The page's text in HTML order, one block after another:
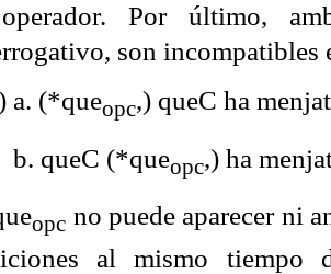
Por último,
son incompatibles
a. (*queopc,) queC ha
queC (*queopc,) ha
opc no puede aparecer ni
al mismo tiempo